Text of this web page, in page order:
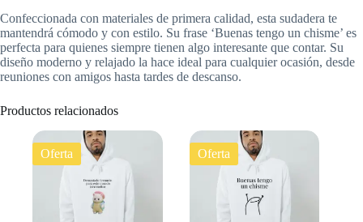
Confeccionada con materiales de primera calidad, esta sudadera te
mantendrá cómodo y con estilo. Su frase ‘Buenas tengo un chisme’ es
perfecta para quienes siempre tienen algo interesante que contar. Su
diseño moderno y relajado la hace ideal para cualquier ocasión, desde
reuniones con amigos hasta tardes de descanso.
Productos relacionados
Oferta Oferta